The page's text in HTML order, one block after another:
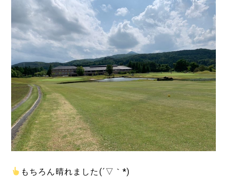
もちろん晴れました(´▽｀*)